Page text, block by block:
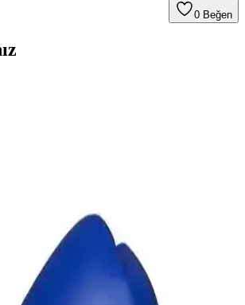
0 Beğen
Spor Ekipmanı
x 35 boks kum torbası, yüksek kaliteli
öne çıkar. Profesyonel ve amatör
bu ürün, şok emici yapısıyla güvenli